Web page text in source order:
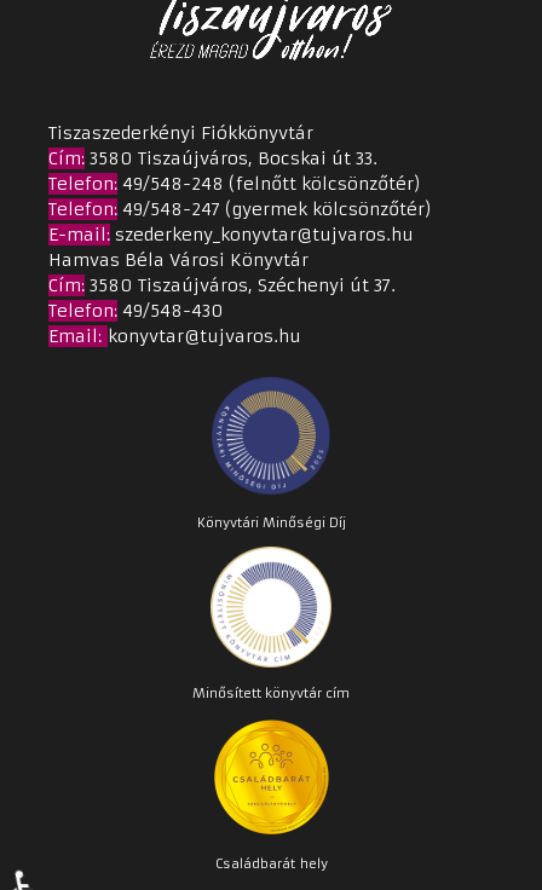
Tiszaszederkényi Fiókkönyvtár
Cím: 3580 Tiszaújváros, Bocskai út 33.
Telefon: 49/548-248 (felnőtt kölcsönzőtér)
Telefon: 49/548-247 (gyermek kölcsönzőtér)
E-mail: szederkeny_konyvtar@tujvaros.hu
Hamvas Béla Városi Könyvtár
Cím: 3580 Tiszaújváros, Széchenyi út 37.
Telefon: 49/548-430
Email: konyvtar@tujvaros.hu
Könyvtári Minőségi Díj
Minősített könyvtár cím
Családbarát hely